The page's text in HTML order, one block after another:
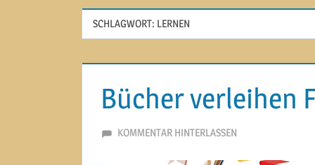
SCHLAGWORT: LERNEN
Bücher verleihen
17. JANUAR 2014
MARTINA BERG
KOMMENTAR HINTERLASSEN